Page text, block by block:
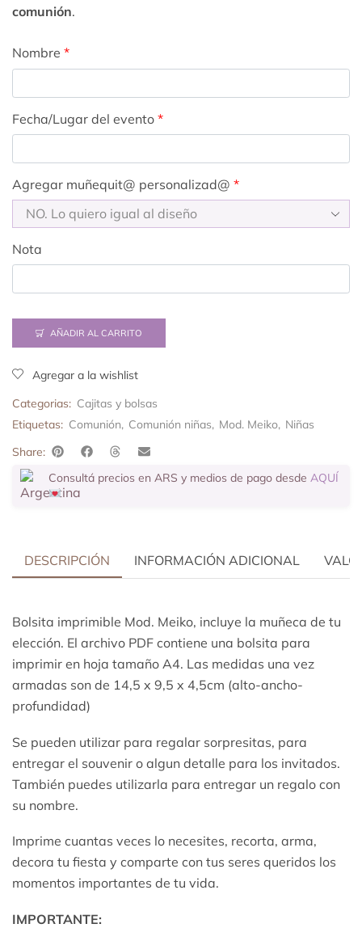
comunión.
Nombre *
Fecha/Lugar del evento *
Agregar muñequit@ personalizad@ *
Nota
AÑADIR AL CARRITO
Agregar a la wishlist
Categorias: Cajitas y bolsas
Etiquetas: Comunión, Comunión niñas, Mod. Meiko, Niñas
Share:
Consultá precios en ARS y medios de pago desde AQUÍ
DESCRIPCIÓN INFORMACIÓN ADICIONAL
Bolsita imprimible Mod. Meiko, incluye la muñeca de tu
elección. El archivo PDF contiene una bolsita para
imprimir en hoja tamaño A4. Las medidas una vez
armadas son de 14,5 x 9,5 x 4,5cm (alto-ancho-
profundidad)
Se pueden utilizar para regalar sorpresitas, para
entregar el souvenir o algun detalle para los invitados.
También puedes utilizarla para entregar un regalo con
su nombre.
Imprime cuantas veces lo necesites, recorta, arma,
decora tu fiesta y comparte con tus seres queridos los
momentos importantes de tu vida.
IMPORTANTE: